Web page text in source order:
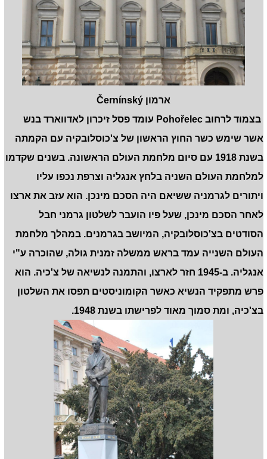
ארמון Černínský
בצמוד לרחוב Pohořelec עומד פסל זיכרון לאדווארד בנש
אשר שימש כשר החוץ הראשון של צ'כוסלובקיה עם הקמתה
בשנת 1918 עם סיום מלחמת העולם הראשונה. בשנים שקדמו
למלחמת העולם השניה בלחץ אנגליה וצרפת נכפו עליו
ויתורים לגרמניה ששיאם היה הסכם מינכן. הוא עזב את ארצו
לאחר הסכם מינכן, שעל פיו הועבר לשלטון גרמני חבל
הסודטים בצ'כוסלובקיה, המיושב בגרמנים. במהלך מלחמת
העולם השנייה עמד בראש ממשלה זמנית גולה, שהוכרה ע"י
אנגליה. ב-1945 חזר לארצו, והתמנה לנשיאה של צ'כיה. הוא
פרש מתפקיד הנשיא כאשר הקומוניסטים תפסו את השלטון
בצ'כיה, ומת סמוך מאוד לפרישתו בשנת 1948.